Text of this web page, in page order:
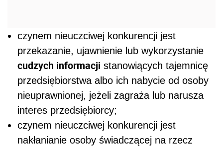
czynem nieuczciwej konkurencji jest
przekazanie, ujawnienie lub wykorzystanie
cudzych informacji stanowiących tajemnicę
przedsiębiorstwa albo ich nabycie od osoby
nieuprawnionej, jeżeli zagraża lub narusza
interes przedsiębiorcy;
czynem nieuczciwej konkurencji jest
nakłanianie osoby świadczącej na rzecz